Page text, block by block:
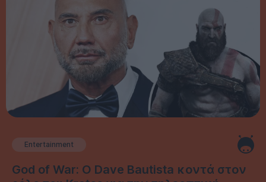
Entertainment
God of War: Ο Dave Bautista κοντά στον